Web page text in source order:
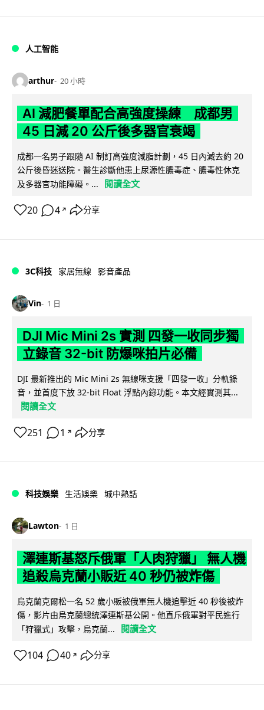
人工智能
arthur 20 小時
AI 減肥餐單配合高強度操練 成都男
45 日減 20 公斤後多器官衰竭
成都一名男子跟隨 AI 制訂高強度減脂計劃，45 日內減去約 20
公斤後昏迷送院。醫生診斷他患上尿源性膿毒症、膿毒性休克
及多器官功能障礙。...
閱讀全文
20 4 ↗ 分享
3C科技 家居無線 影音產品
Vin 1 日
DJI Mic Mini 2s 實測 四發一收同步獨
立錄音 32-bit 防爆咪拍片必備
DJI 最新推出的 Mic Mini 2s 無線咪支援「四發一收」分軌錄
音，並首度下放 32-bit Float 浮點內錄功能。本文經實測其...
閱讀全文
251 1 ↗ 分享
科技娛樂 生活娛樂 城中熱話
Lawton 1 日
澤連斯基怒斥俄軍「人肉狩獵」 無人機
追殺烏克蘭小販近 40 秒仍被炸傷
烏克蘭克爾松一名 52 歲小販被俄軍無人機追擊近 40 秒後被炸
傷，影片由烏克蘭總統澤連斯基公開。他直斥俄軍對平民進行
「狩獵式」攻擊，烏克蘭...
閱讀全文
104 40 ↗ 分享